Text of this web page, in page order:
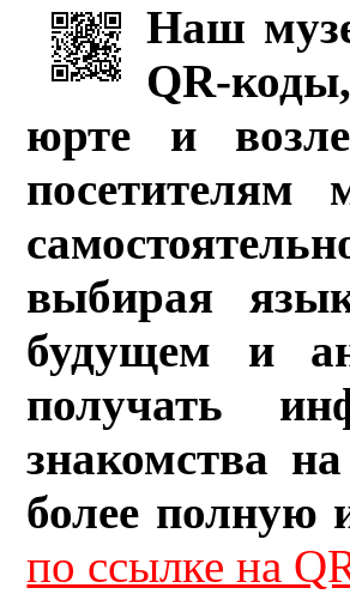
Наш
QR-
юрте и
посетителям
выбирая
будущем и
получать
знакомства
более
по ссылке на